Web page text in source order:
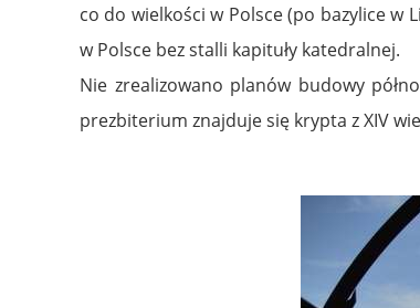
co do wielkości w Polsce (po bazylice w
w Polsce bez stalli kapituły katedralnej.
Nie zrealizowano planów budowy
prezbiterium znajduje się krypta z XIV